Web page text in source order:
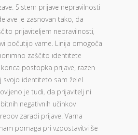
Sistem prijave nepravilnosti
je zasnovan tako, da
prijaviteljem nepravilnosti,
počutijo varne. Linija omogoča
zaščito identitete
postopka prijave, razen
svojo identiteto sam želel
je tudi, da prijavitelj ni
negativnih učinkov
zaradi prijave. Varna
pomaga pri vzpostavitvi še